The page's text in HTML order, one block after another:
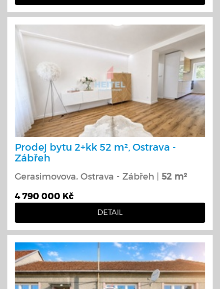
Prodej bytu 2+kk 52 m², Ostrava -
Zábřeh
Gerasimovova, Ostrava - Zábřeh | 52 m²
4 790 000 Kč
DETAIL